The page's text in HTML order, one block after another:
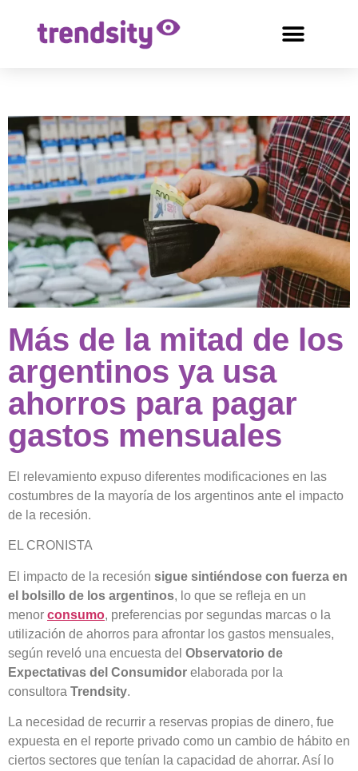
Más de la mitad de los
argentinos ya usa
ahorros para pagar
gastos mensuales
El relevamiento expuso diferentes modificaciones en las
costumbres de la mayoría de los argentinos ante el impacto
de la recesión.
EL CRONISTA
El impacto de la recesión sigue sintiéndose con fuerza en
el bolsillo de los argentinos, lo que se refleja en un
menor consumo, preferencias por segundas marcas o la
utilización de ahorros para afrontar los gastos mensuales,
según reveló una encuesta del Observatorio de
Expectativas del Consumidor elaborada por la
consultora Trendsity.
La necesidad de recurrir a reservas propias de dinero, fue
expuesta en el reporte privado como un cambio de hábito en
ciertos sectores que tenían la capacidad de ahorrar. Así lo